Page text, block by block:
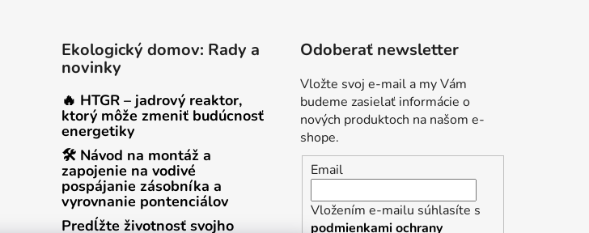
Ekologický domov: Rady a
novinky
🔥 HTGR – jadrový reaktor,
ktorý môže zmeniť budúcnosť
energetiky
🛠 Návod na montáž a
zapojenie na vodivé
pospájanie zásobníka a
vyrovnanie pontenciálov
Predĺžte životnosť svojho
Odoberať newsletter
Vložte svoj e-mail a my Vám
budeme zasielať informácie o
nových produktoch na našom e-
shope.
Email
Vložením e-mailu súhlasíte s
podmienkami ochrany